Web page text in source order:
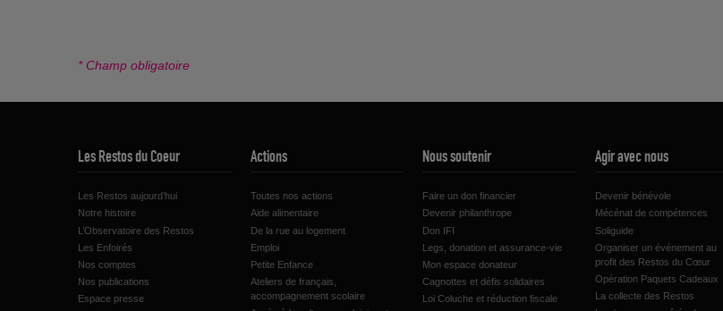
* Champ obligatoire
Les Restos du Coeur
Les Restos aujourd’hui
Notre histoire
L’Observatoire des Restos
Les Enfoirés
Nos comptes
Nos publications
Espace presse
Actions
Toutes nos actions
Aide alimentaire
De la rue au logement
Emploi
Petite Enfance
Ateliers de français,
accompagnement scolaire
Nous soutenir
Faire un don financier
Devenir philanthrope
Don IFI
Legs, donation et assurance-vie
Mon espace donateur
Cagnottes et défis solidaires
Loi Coluche et réduction fiscale
Agir avec nous
Devenir bénévole
Mécénat de compétences
Soliguide
Organiser un événement au
profit des Restos du Cœur
Opération Paquets Cadeaux
La collecte des Restos